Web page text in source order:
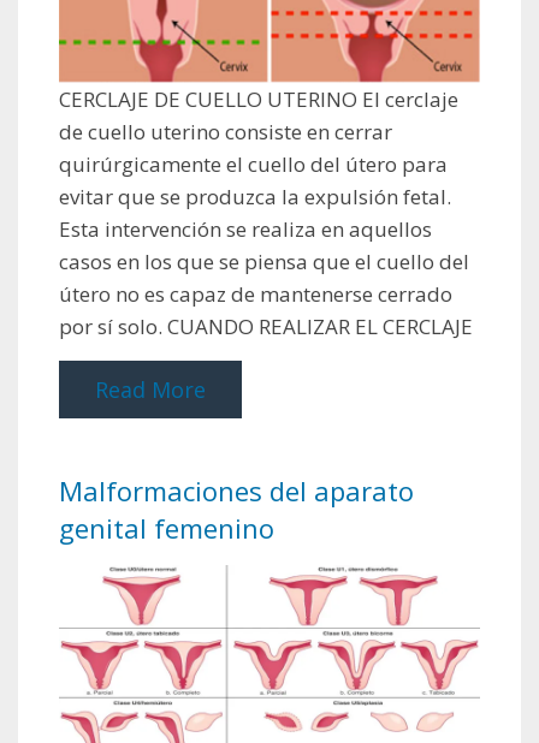
CERCLAJE DE CUELLO UTERINO El cerclaje
de cuello uterino consiste en cerrar
quirúrgicamente el cuello del útero para
evitar que se produzca la expulsión fetal.
Esta intervención se realiza en aquellos
casos en los que se piensa que el cuello del
útero no es capaz de mantenerse cerrado
por sí solo. CUANDO REALIZAR EL CERCLAJE
Read More
Malformaciones del aparato
genital femenino